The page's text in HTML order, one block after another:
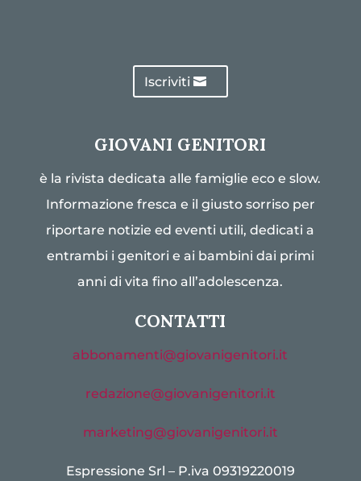
Iscriviti
GIOVANI GENITORI
è la rivista dedicata alle famiglie eco e slow.
Informazione fresca e il giusto sorriso per
riportare notizie ed eventi utili, dedicati a
entrambi i genitori e ai bambini dai primi
anni di vita fino all’adolescenza.
CONTATTI
abbonamenti@giovanigenitori.it
redazione@giovanigenitori.it
marketing@giovanigenitori.it
Espressione Srl – P.iva 09319220019